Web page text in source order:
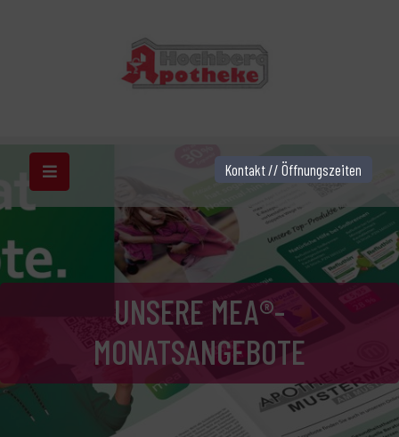
UNSERE MEA®-
MONATSANGEBOTE
Kontakt // Öffnungszeiten